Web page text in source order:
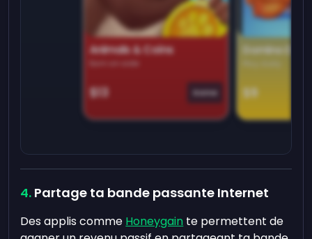
Animals & Coins
$13 Game
Domino
$9
Partage ta bande passante Internet
Des applis comme Honeygain te permettent de